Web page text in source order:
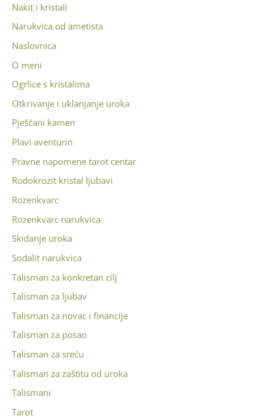
Nakit i kristali
Narukvica od ametista
Naslovnica
O meni
Ogrlice s kristalima
Otkrivanje i uklanjanje uroka
Pješčani kamen
Plavi aventurin
Pravne napomene tarot centar
Rodokrozit kristal ljubavi
Rozenkvarc
Rozenkvarc narukvica
Skidanje uroka
Sodalit narukvica
Talisman za konkretan cilj
Talisman za ljubav
Talisman za novac i financije
Talisman za posao
Talisman za sreću
Talisman za zaštitu od uroka
Talismani
Tarot